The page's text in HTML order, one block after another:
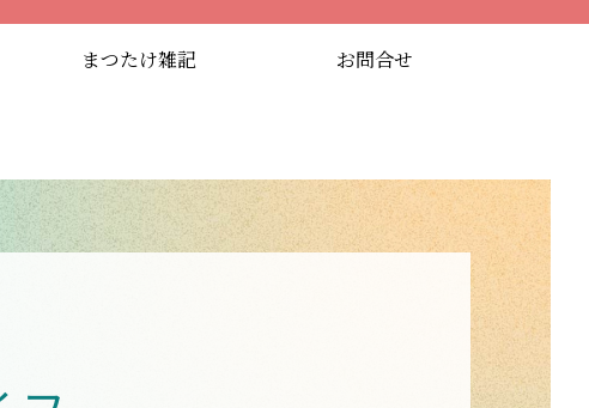
まつたけ雑記 お問合せ